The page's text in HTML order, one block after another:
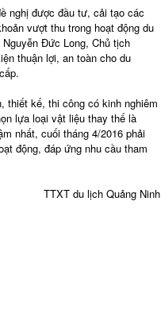
nghị được đầu tư, cải tạo các
vượt thu trong hoạt động du
Đức Long, Chủ tịch
thuận lợi, an toàn cho du
thiết kế, thi công có kinh nghiêm
lựa loại vật liệu thay thế là
nhất, cuối tháng 4/2016 phải
động, đáp ứng nhu cầu tham
TTXT du lịch Quảng Ninh